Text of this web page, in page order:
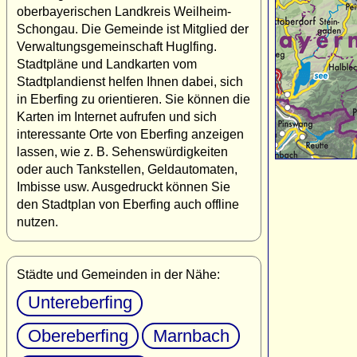
oberbayerischen Landkreis Weilheim-
Schongau. Die Gemeinde ist Mitglied der
Verwaltungsgemeinschaft Huglfing.
Stadtpläne und Landkarten vom
Stadtplandienst helfen Ihnen dabei, sich
in Eberfing zu orientieren. Sie können die
Karten im Internet aufrufen und sich
interessante Orte von Eberfing anzeigen
lassen, wie z. B. Sehenswürdigkeiten
oder auch Tankstellen, Geldautomaten,
Imbisse usw. Ausgedruckt können Sie
den Stadtplan von Eberfing auch offline
nutzen.
Städte und Gemeinden in der Nähe:
Untereberfing
Obereberfing
Marnbach